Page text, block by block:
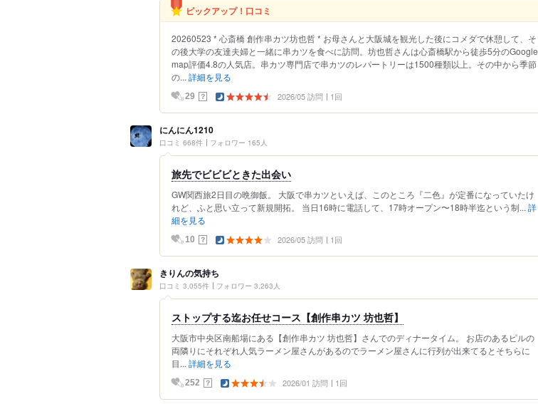
ピックアップ！口コミ
20260523 * 心斎橋 創作串カツ坊也哲 * お母さんと大阪城を観光した後にコメダで休憩して、そ
の後大学の友達夫婦と一緒に串カツを食べに訪問。坊也哲さんは心斎橋駅から徒歩5分のGoogle
map評価4.8の人気店。串カツ専門店で串カツのレパートリーは1500種類以上。その中から季節
の... 詳細を見る
29 ？ 2026/05 訪問 1回
にんにん1210
口コミ 668件 フォロワー 165人
旅先でビビビときた出会い
GW関西旅2日目の晩御飯。 大阪で串カツといえば、このところ『二色』が定番になっていたけ
れど、ふと思い立って新規開拓。 当日16時に電話して、17時オープン〜18時半迄という制... 詳
細を見る
10 ？ 2026/05 訪問 1回
きりんの気持ち
口コミ 3,055件 フォロワー 3,263人
ストップする迄お任せコース【創作串カツ 坊也哲】
大阪市中央区南船場にある【創作串カツ 坊也哲】さんでのディナータイム。 お店のあるビルの
両隣りにそれぞれ人気ラーメン屋さんがあるのでラーメン屋さんに行列が出来てるとそちらに
目... 詳細を見る
252 ？ 2026/01 訪問 1回